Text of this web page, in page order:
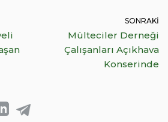
SONRAKI
Mülteciler Derneği
Çalışanları Açıkhava
Konserinde